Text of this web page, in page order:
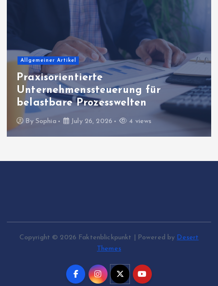
Bildung & Wissenschaft
Lernfortschritte mit digitalen
Analysen gezielt auswerten
By Sophia July 23, 2026 8 views
Copyright © 2026 Faktenblickpunkt | Powered by Desert
Themes